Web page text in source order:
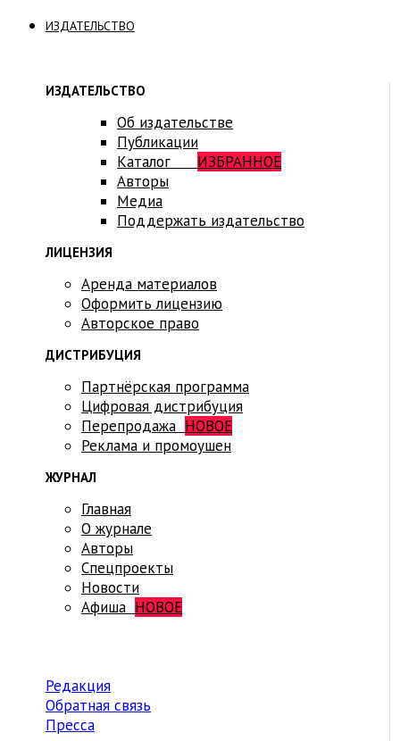
ИЗДАТЕЛЬСТВО
ИЗДАТЕЛЬСТВО
Об издательстве
Публикации
Каталог ИЗБРАННОЕ
Авторы
Медиа
Поддержать издательство
ЛИЦЕНЗИЯ
Аренда материалов
Оформить лицензию
Авторское право
ДИСТРИБУЦИЯ
Партнёрская программа
Цифровая дистрибуция
Перепродажа НОВОЕ
Реклама и промоушен
ЖУРНАЛ
Главная
О журнале
Авторы
Спецпроекты
Новости
Афиша НОВОЕ
Редакция
Обратная связь
Пресса